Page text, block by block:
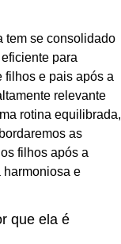
tem se consolidado
para
filhos e pais após a
relevante
rotina equilibrada,
as
filhos após a
harmoniosa e
que ela é